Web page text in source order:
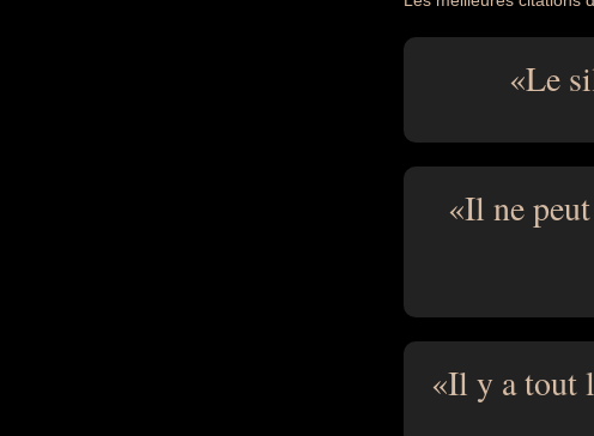
Le
Il ne
Il y a tout